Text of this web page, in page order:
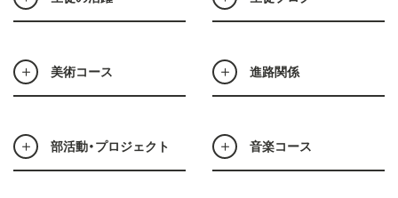
美術コース 進路関係
部活動・プロジェクト 音楽コース